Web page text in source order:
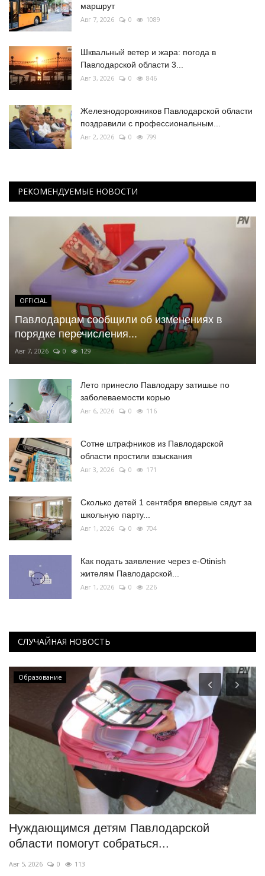
маршрут
Авг 7, 2026 0 1089
Шквальный ветер и жара: погода в
Павлодарской области 3...
Авг 3, 2026 0 846
Железнодорожников Павлодарской области
поздравили с профессиональным...
Авг 2, 2026 0 799
РЕКОМЕНДУЕМЫЕ НОВОСТИ
OFFICIAL
Павлодарцам сообщили об изменениях в
порядке перечисления...
Авг 7, 2026 0 129
Лето принесло Павлодару затишье по
заболеваемости корью
Авг 6, 2026 0 116
Сотне штрафников из Павлодарской
области простили взыскания
Авг 3, 2026 0 171
Сколько детей 1 сентября впервые сядут за
школьную парту...
Авг 1, 2026 0 704
Как подать заявление через e-Otinish
жителям Павлодарской...
Авг 1, 2026 0 226
СЛУЧАЙНАЯ НОВОСТЬ
Образование
Нуждающимся детям Павлодарской
области помогут собраться...
Авг 5, 2026 0 113